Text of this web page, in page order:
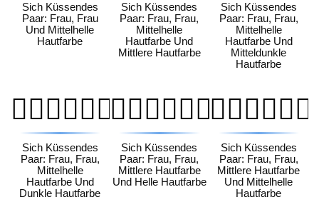
Sich Küssendes
Paar: Frau, Frau
Und Mittelhelle
Hautfarbe
Sich Küssendes
Paar: Frau, Frau,
Mittelhelle
Hautfarbe Und
Mittlere Hautfarbe
Sich Küssendes
Paar: Frau, Frau,
Mittelhelle
Hautfarbe Und
Mitteldunkle
Hautfarbe
👩🏼‍❤️‍💋‍👩🏿
Sich Küssendes
Paar: Frau, Frau,
Mittelhelle
Hautfarbe Und
Dunkle Hautfarbe
👩🏽‍❤️‍💋‍👩🏻
Sich Küssendes
Paar: Frau, Frau,
Mittlere Hautfarbe
Und Helle Hautfarbe
👩🏽‍❤️‍💋‍👩🏼
Sich Küssendes
Paar: Frau, Frau,
Mittlere Hautfarbe
Und Mittelhelle
Hautfarbe